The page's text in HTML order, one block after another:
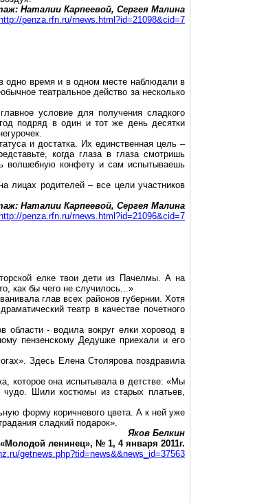
Наталии Карпеевой, Сергея Малина
http://penza.rfn.ru/rnews.html?id=21098&cid=7
одно время и в одном месте наблюдали в
театральное действо за несколько
условие для получения сладкого
подряд в один и тот же день десятки
и достатка. Их единственная цель –
когда глаза в глаза смотришь
волшебную конфету и сам испытываешь
лицах родителей – все цели участников
Наталии Карпеевой, Сергея Малина
http://penza.rfn.ru/rnews.html?id=21096&cid=7
елке твои дети из Пачелмы. А на
как бы чего не случилось...»
глав всех районов губернии. Хотя
театр в качестве почетного
области - водила вокруг елки хоровод в
пензенскому Дедушке приехали и его
Здесь Елена Столярова поздравила
которое она испытывала в детстве: «Мы
чудо. Шили костюмы из старых платьев,
форму коричневого цвета. А к ней уже
сладкий подарок».
Яков Белкин
«Молодой ленинец», № 1, 4 января 2011г.
getnews.php?tid=news&&news_id=37563